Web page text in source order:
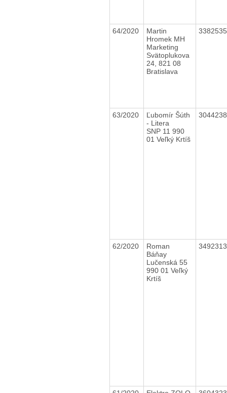
64/2020
Martin
Hromek MH
Marketing
Svätoplukova
24, 821 08
Bratislava
63/2020
Ľubomír Šúth
- Litera
SNP 11 990
01 Veľký Krtíš
62/2020
Roman
Báňay
Lučenská 55
990 01 Veľký
Krtíš